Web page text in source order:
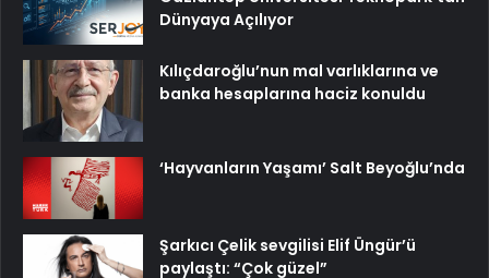
Dünyaya Açılıyor
Kılıçdaroğlu’nun mal varlıklarına ve
banka hesaplarına haciz konuldu
‘Hayvanların Yaşamı’ Salt Beyoğlu’nda
Şarkıcı Çelik sevgilisi Elif Üngür’ü
paylaştı: “Çok güzel”